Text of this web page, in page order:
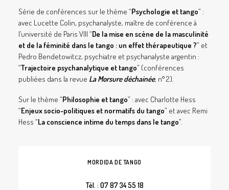
Série de conférences sur le thème “Psychologie et tango” :
avec Lucette Colin, psychanalyste, maître de conférence à
l’université de Paris VIII “De la mise en scène de la masculinité
et de la féminité dans le tango : un effet thérapeutique ?” et
Pedro Bendetowitcz, psychiatre et psychanalyste argentin :
“Trajectoire psychanalytique et tango” (conférences
publiées dans la revue La Morsure déchainée, n° 2).
Sur le thème “Philosophie et tango” : avec Charlotte Hess
“Enjeux socio-politiques et normatifs du tango” et avec Remi
Hess “La conscience intime du temps dans le tango”.
MORDIDA DE TANGO
Tél. : 07 87 34 55 18